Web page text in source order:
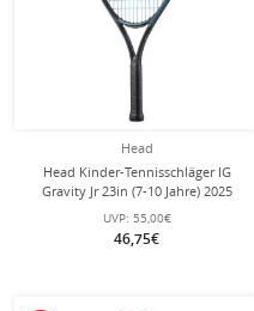
Head
Head Kinder-Tennisschläger IG
Gravity Jr 23in (7-10 Jahre) 2025
schwarz/blau - besaitet -
UVP: 55,00€
46,75€